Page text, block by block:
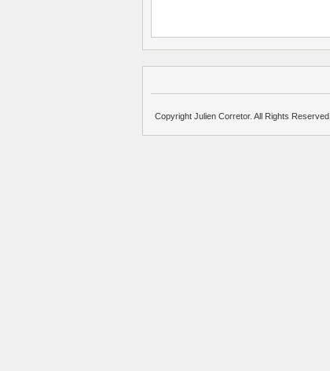
Copyright Julien Corretor. All Rights Reserved.